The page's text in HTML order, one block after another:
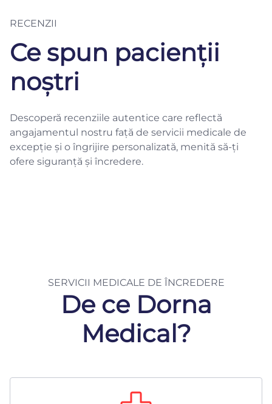
RECENZII
Ce spun pacienții
noștri
Descoperă recenziile autentice care reflectă
angajamentul nostru față de servicii medicale de
excepție și o îngrijire personalizată, menită să-ți
ofere siguranță și încredere.
SERVICII MEDICALE DE ÎNCREDERE
De ce Dorna
Medical?